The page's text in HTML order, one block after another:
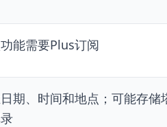
能需要Plus订阅
期、时间和地点；可能存储